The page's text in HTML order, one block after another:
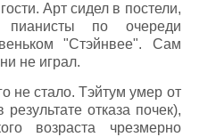
Арт сидел в постели,
пианисты по очереди
"Стэйнвее". Сам
не играл.
не стало. Тэйтум умер от
отказа почек),
возраста чрезмерно